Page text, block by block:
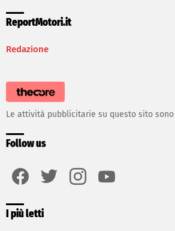
ReportMotori.it
Redazione
Le attività pubblicitarie su questo sito
Follow us
I più letti